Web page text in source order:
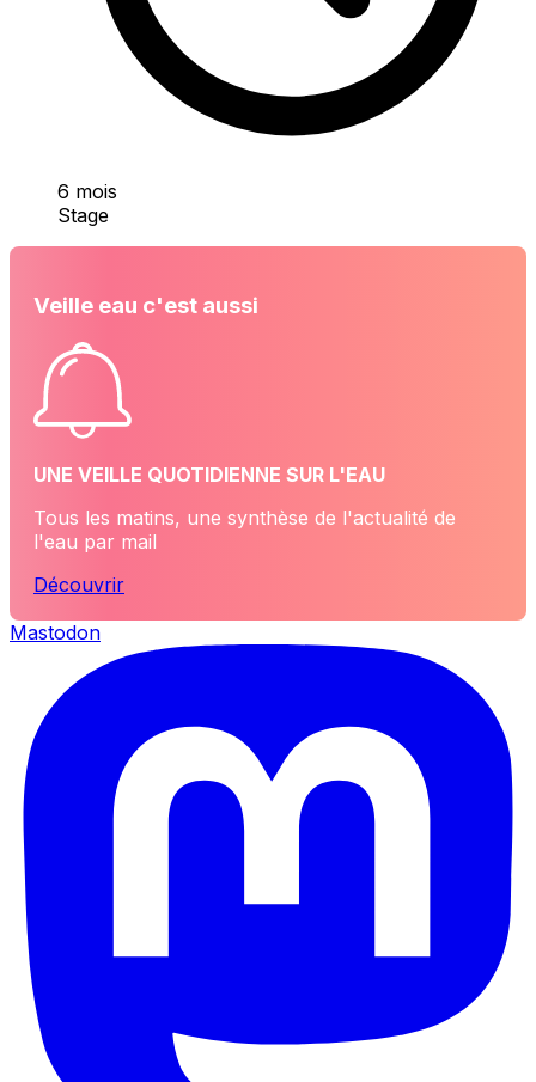
6 mois
Stage
Veille eau c'est aussi
UNE VEILLE QUOTIDIENNE SUR L'EAU
Tous les matins, une synthèse de l'actualité de
l'eau par mail
Découvrir
Mastodon